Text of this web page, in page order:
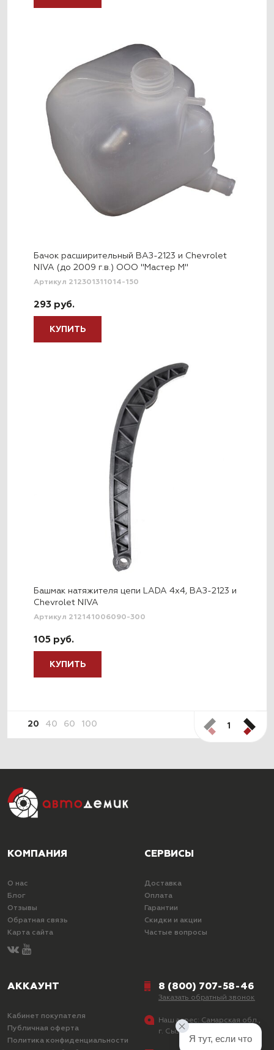
Бачок расширительный ВАЗ-2123 и Chevrolet
NIVA (до 2009 г.в.) ООО "Мастер М"
Артикул 212301311014-150
293 руб.
КУПИТЬ
Башмак натяжителя цепи LADA 4x4, ВАЗ-2123 и
Chevrolet NIVA
Артикул 212141006090-300
105 руб.
КУПИТЬ
20 40 60 100 1
КОМПАНИЯ
О нас
Блог
Отзывы
Обратная связь
Карта сайта
СЕРВИСЫ
Доставка
Оплата
Гарантии
Скидки и акции
Частые вопросы
АККАУНТ
Кабинет покупателя
Публичная оферта
Политика конфиденциальности
8 (800) 707-58-46
Заказать обратный звонок
Наш адрес: Самарская обл.,
г. Сызрань, ул. Лазо, д. 25
Я тут, если что